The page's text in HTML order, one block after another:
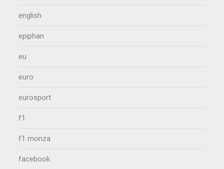
english
epiphan
eu
euro
eurosport
f1
f1 monza
facebook